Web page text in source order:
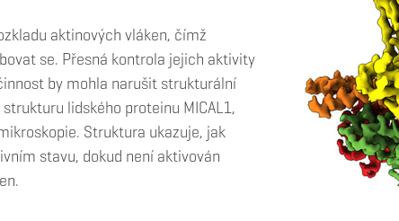
aktinových vláken, čímž
se. Přesná kontrola jejich aktivity
by mohla narušit strukturální
lidského proteinu MICAL1,
Struktura ukazuje, jak
stavu, dokud není aktivován